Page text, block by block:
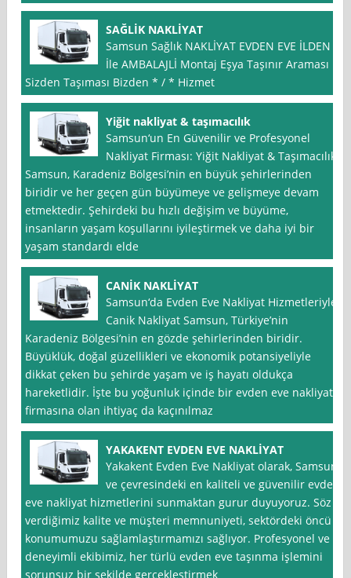
SAĞLİK NAKLİYAT
Samsun Sağlık NAKLİYAT EVDEN EVE İLDEN
İle AMBALAJLİ Montaj Eşya Taşınır Araması
Sizden Taşıması Bizden * / * Hizmet
Yiğit nakliyat & taşımacılık
Samsun‘un En Güvenilir ve Profesyonel
Nakliyat Firması: Yiğit Nakliyat & Taşımacılık
Samsun, Karadeniz Bölgesi’nin en büyük şehirlerinden
biridir ve her geçen gün büyümeye ve gelişmeye devam
etmektedir. Şehirdeki bu hızlı değişim ve büyüme,
insanların yaşam koşullarını iyileştirmek ve daha iyi bir
yaşam standardı elde
CANİK NAKLİYAT
Samsun‘da Evden Eve Nakliyat Hizmetleriyle
Canik Nakliyat Samsun, Türkiye’nin
Karadeniz Bölgesi’nin en gözde şehirlerinden biridir.
Büyüklük, doğal güzellikleri ve ekonomik potansiyeliyle
dikkat çeken bu şehirde yaşam ve iş hayatı oldukça
hareketlidir. İşte bu yoğunluk içinde bir evden eve nakliyat
firmasına olan ihtiyaç da kaçınılmaz
YAKAKENT EVDEN EVE NAKLİYAT
Yakakent Evden Eve Nakliyat olarak, Samsun
ve çevresindeki en kaliteli ve güvenilir evden
eve nakliyat hizmetlerini sunmaktan gurur duyuyoruz. Söz
verdiğimiz kalite ve müşteri memnuniyeti, sektördeki öncü
konumumuzu sağlamlaştırmamızı sağlıyor. Profesyonel ve
deneyimli ekibimiz, her türlü evden eve taşınma işlemini
sorunsuz bir şekilde gerçekleştirmek